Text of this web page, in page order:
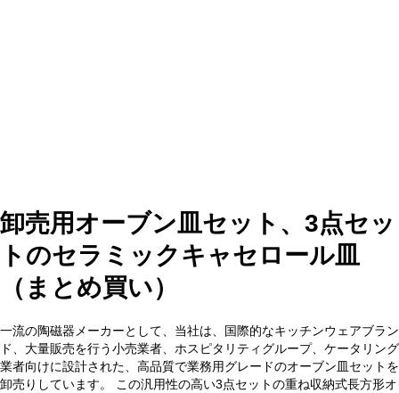
卸売用オーブン皿セット、3点セッ
トのセラミックキャセロール皿
（まとめ買い）
一流の陶磁器メーカーとして、当社は、国際的なキッチンウェアブラン
ド、大量販売を行う小売業者、ホスピタリティグループ、ケータリング
業者向けに設計された、高品質で業務用グレードのオーブン皿セットを
卸売りしています。 この汎用性の高い3点セットの重ね収納式長方形オ